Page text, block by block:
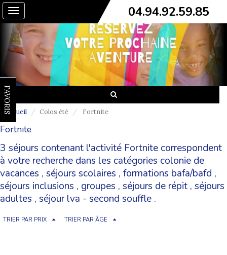
Toggle
navigation
04.94.92.59.85
FAVORIS
Accueil Colos été Fortnite
Fortnite
3 séjours contenant l'activité Fortnite correspondent
à votre recherche dans les catégories colonie de
vacances , séjours scolaires , formations bafa/bafd ,
séjours inclusions , groupes , séjours de répit , séjours
adultes , séjour lva - second souffle .
TRIER PAR PRIX TRIER PAR ÂGE